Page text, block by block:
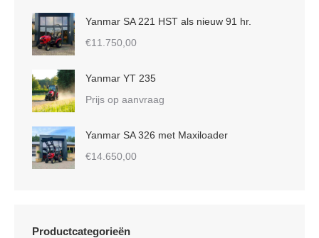
Yanmar SA 221 HST als nieuw 91 hr.
€11.750,00
Yanmar YT 235
Prijs op aanvraag
Yanmar SA 326 met Maxiloader
€14.650,00
Productcategorieën